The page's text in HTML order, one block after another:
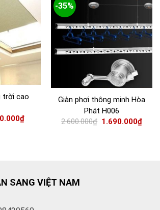
trời cao
₫
-35%
Giàn phơi thông minh Hòa
Phát H006
2.600.000₫ 1.690.000₫
SANG VIỆT NAM